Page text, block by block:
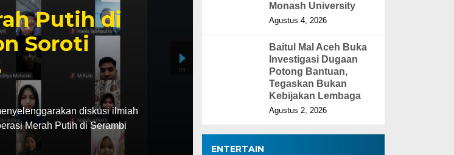
Putih di
Soroti
diskusi ilmiah
Merah Putih di Serambi
Monash University
Agustus 4, 2026
Baitul Mal Aceh Buka
Investigasi Dugaan
Potong Bantuan,
Tegaskan Bukan
Kebijakan Lembaga
Agustus 2, 2026
ENTERTAIN